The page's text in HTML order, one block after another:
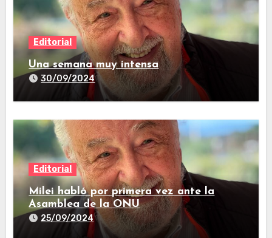
Editorial
Una semana muy intensa
30/09/2024
Editorial
Milei habló por primera vez ante la
Asamblea de la ONU
25/09/2024